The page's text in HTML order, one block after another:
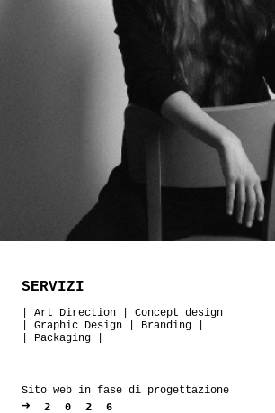
SERVIZI
Art Direction
Concept design
Graphic Design Branding
Packaging
Sito web in fase di progettazione
➜ 2026